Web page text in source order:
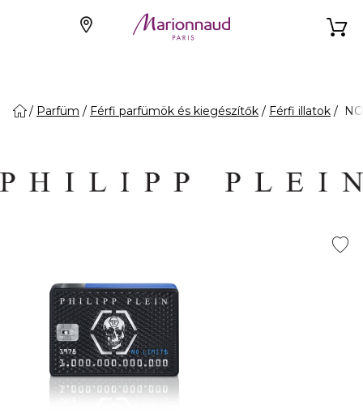
Parfüm Férfi parfümök és kiegészítők Férfi illatok